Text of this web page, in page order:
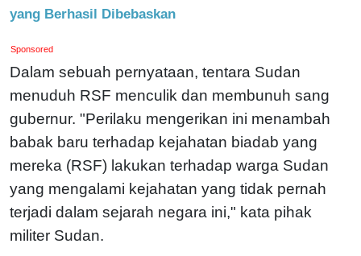
yang Berhasil Dibebaskan
Sponsored
Dalam sebuah pernyataan, tentara Sudan
menuduh RSF menculik dan membunuh sang
gubernur. "Perilaku mengerikan ini menambah
babak baru terhadap kejahatan biadab yang
mereka (RSF) lakukan terhadap warga Sudan
yang mengalami kejahatan yang tidak pernah
terjadi dalam sejarah negara ini," kata pihak
militer Sudan.